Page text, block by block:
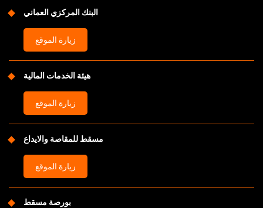
البنك المركزي العماني
زيارة الموقع
هيئة الخدمات المالية
زيارة الموقع
مسقط للمقاصة والايداع
زيارة الموقع
بورصة مسقط